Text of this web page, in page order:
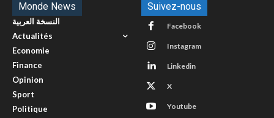
Monde News
النسخة العربية
Actualités
Economie
Finance
Opinion
Sport
Politique
Suivez-nous
Facebook
Instagram
Linkedin
X
Youtube